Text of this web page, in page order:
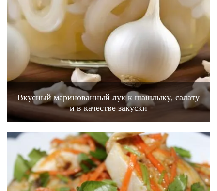
Вкусный маринованный лук к шашлыку, салату
и в качестве закуски